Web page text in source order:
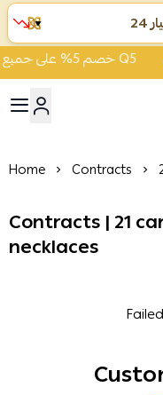
خصم 5% على جميع المجوهرات مع كوبون Q5
Home Contracts
Contracts | 21
necklaces
▼